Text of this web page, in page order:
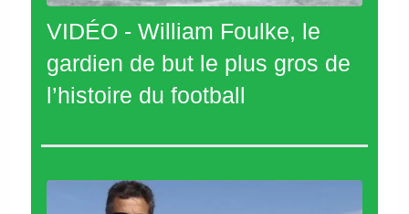
VIDÉO - William Foulke, le
gardien de but le plus gros de
l’histoire du football